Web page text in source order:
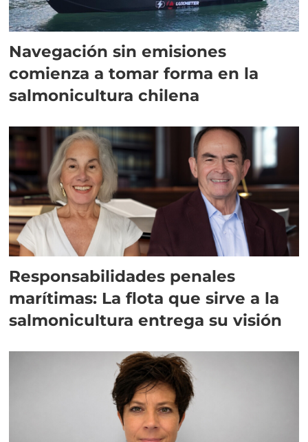
Navegación sin emisiones
comienza a tomar forma en la
salmonicultura chilena
Responsabilidades penales
marítimas: La flota que sirve a la
salmonicultura entrega su visión